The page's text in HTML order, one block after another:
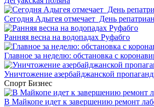
Сегодня Адыгея отмечает День
Ранняя весна на водопадах Руфабго
Главное за неделю: обстановка с
Уничтожение азербайджанской
Спорт Бизнес
В Майкопе идет к завершению ремонт